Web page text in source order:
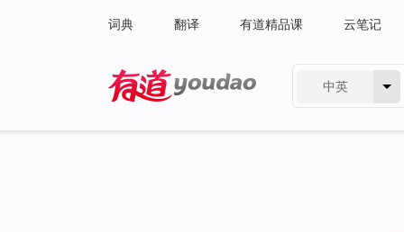
词典 翻译 有道精品课 云笔记
中英